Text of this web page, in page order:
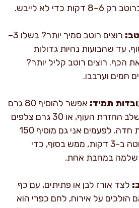
כדי לא לייבש.
רוצים רוטב סמיך יותר? בשלו 3–
עד שהבועות נהיות גדולות
הכף. רוצים רוטב קליל יותר?
תמיד:
אפשר להוסיף 80 גרם
זיתים ירוקים פרוסים בשלב החזרת העוף, או 30 גרם צלפים
שטופים לקבלת מליחות חדה. לפעמים אני גם מוסיף 150
גרם שעועית ירוקה חלוטה ב-3 דקות, ממש בסוף, כדי
שלמה במחבת אחת.
לצד אורז לבן או פתיתים, עם כף
הולכים על אירוח, לחם כפרי הוא